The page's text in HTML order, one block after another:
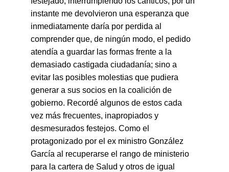
instante me devolvieron una esperanza que
inmediatamente daría por perdida al
comprender que, de ningún modo, el pedido
atendía a guardar las formas frente a la
demasiado castigada ciudadanía; sino a
evitar las posibles molestias que pudiera
generar a sus socios en la coalición de
gobierno. Recordé algunos de estos cada
vez más frecuentes, inapropiados y
desmesurados festejos. Como el
protagonizado por el ex ministro González
García al recuperarse el rango de ministerio
para la cartera de Salud y otros de igual